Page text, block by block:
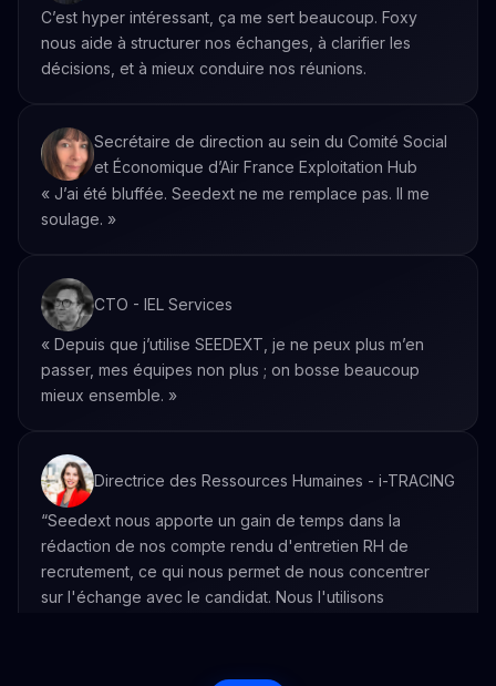
C’est hyper intéressant, ça me sert beaucoup. Foxy
nous aide à structurer nos échanges, à clarifier les
décisions, et à mieux conduire nos réunions.
Secrétaire de direction au sein du Comité Social
et Économique d’Air France Exploitation Hub
« J’ai été bluffée. Seedext ne me remplace pas. Il me
soulage. »
CTO - IEL Services
« Depuis que j’utilise SEEDEXT, je ne peux plus m’en
passer, mes équipes non plus ; on bosse beaucoup
mieux ensemble. »
Directrice des Ressources Humaines - i-TRACING
“Seedext nous apporte un gain de temps dans la
rédaction de nos compte rendu d'entretien RH de
recrutement, ce qui nous permet de nous concentrer
sur l'échange avec le candidat. Nous l'utilisons